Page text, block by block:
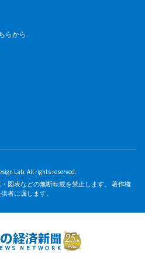
らから
Lab. All rights reserved.
図表などの無断転載を禁止します。 著作権
者に属します。